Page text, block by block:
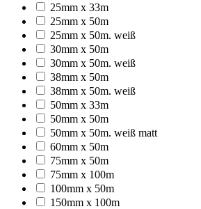
25mm x 33m
25mm x 50m
25mm x 50m. weiß
30mm x 50m
30mm x 50m. weiß
38mm x 50m
38mm x 50m. weiß
50mm x 33m
50mm x 50m
50mm x 50m. weiß matt
60mm x 50m
75mm x 50m
75mm x 100m
100mm x 50m
150mm x 100m